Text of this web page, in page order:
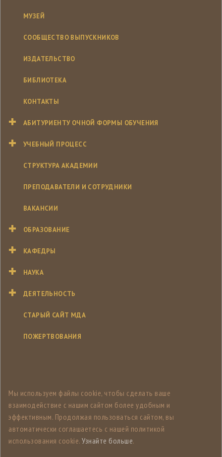
МУЗЕЙ
СООБЩЕСТВО ВЫПУСКНИКОВ
ИЗДАТЕЛЬСТВО
БИБЛИОТЕКА
КОНТАКТЫ
АБИТУРИЕНТУ ОЧНОЙ ФОРМЫ ОБУЧЕНИЯ
УЧЕБНЫЙ ПРОЦЕСС
СТРУКТУРА АКАДЕМИИ
ПРЕПОДАВАТЕЛИ И СОТРУДНИКИ
ВАКАНСИИ
ОБРАЗОВАНИЕ
КАФЕДРЫ
НАУКА
ДЕЯТЕЛЬНОСТЬ
СТАРЫЙ САЙТ МДА
ПОЖЕРТВОВАНИЯ
Мы используем файлы cookie, чтобы сделать ваше
взаимодействие с нашим сайтом более удобным и
эффективным. Продолжая пользоваться сайтом, вы
автоматически соглашаетесь с нашей политикой
использования cookie. Узнайте больше.